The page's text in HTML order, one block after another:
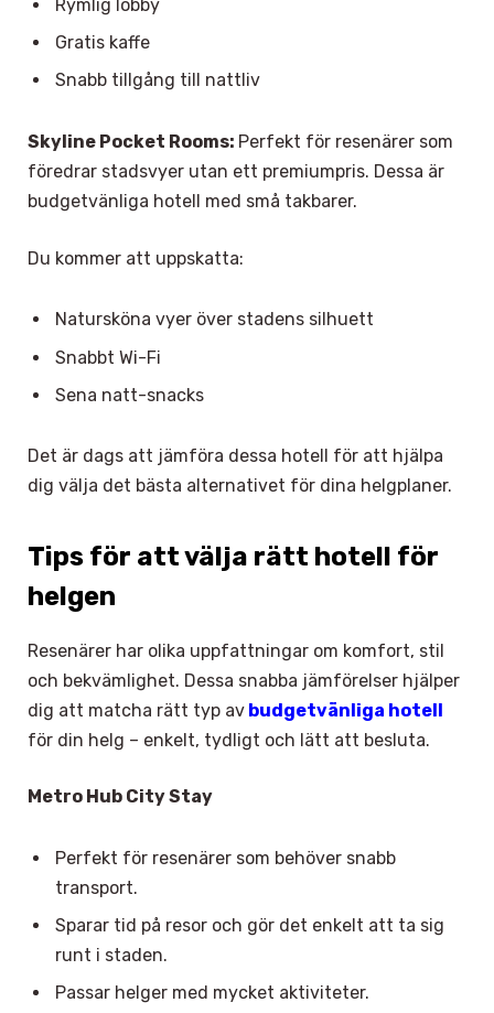
Rymlig lobby
Gratis kaffe
Snabb tillgång till nattliv
Skyline Pocket Rooms: Perfekt för resenärer som
föredrar stadsvyer utan ett premiumpris. Dessa är
budgetvänliga hotell med små takbarer.
Du kommer att uppskatta:
Natursköna vyer över stadens silhuett
Snabbt Wi-Fi
Sena natt-snacks
Det är dags att jämföra dessa hotell för att hjälpa
dig välja det bästa alternativet för dina helgplaner.
Tips för att välja rätt hotell för
helgen
Resenärer har olika uppfattningar om komfort, stil
och bekvämlighet. Dessa snabba jämförelser hjälper
dig att matcha rätt typ av budgetvänliga hotell
för din helg – enkelt, tydligt och lätt att besluta.
Metro Hub City Stay
Perfekt för resenärer som behöver snabb
transport.
Sparar tid på resor och gör det enkelt att ta sig
runt i staden.
Passar helger med mycket aktiviteter.